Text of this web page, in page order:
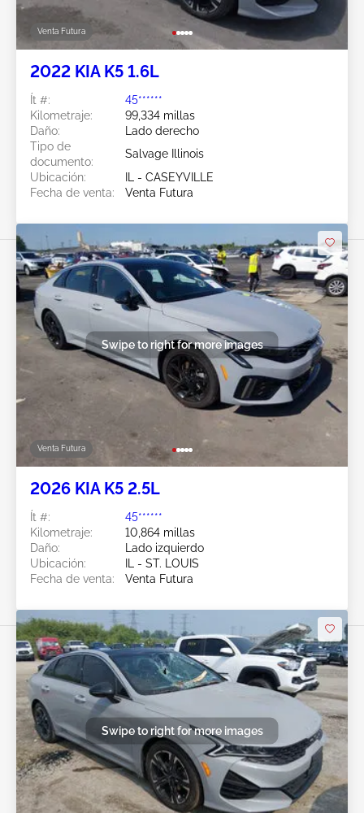
Venta Futura
2022 KIA K5 1.6L
Ít #:
45******
Kilometraje:
99,334 millas
Daño:
Lado derecho
Tipo de
documento:
Salvage Illinois
Ubicación:
IL - CASEYVILLE
Fecha de venta:
Venta Futura
Venta Futura
Swipe to right for more images
2026 KIA K5 2.5L
Ít #:
45******
Kilometraje:
10,864 millas
Daño:
Lado izquierdo
Ubicación:
IL - ST. LOUIS
Fecha de venta:
Venta Futura
Swipe to right for more images